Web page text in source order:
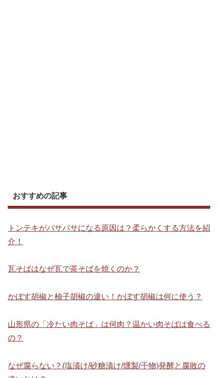
おすすめの記事
トンテキがパサパサになる原因は？柔らかくする方法を紹
介！
瓦そばはなぜ瓦で茶そばを焼くのか？
かぼす胡椒と柚子胡椒の違い！かぼす胡椒は何に使う？
山形県の「冷たい肉そば」は何肉？温かい肉そばは食べる
の？
なぜ腐らない？(塩漬け/砂糖漬け/燻製/干物)発酵と腐敗の